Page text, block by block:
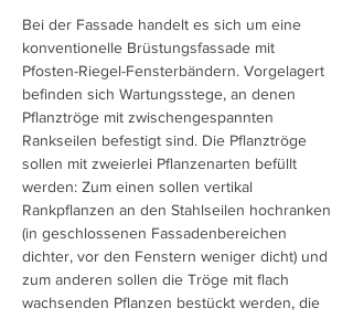
Bei der Fassade handelt es sich um eine
konventionelle Brüstungsfassade mit
Pfosten-Riegel-Fensterbändern. Vorgelagert
befinden sich Wartungsstege, an denen
Pflanztröge mit zwischengespannten
Rankseilen befestigt sind. Die Pflanztröge
sollen mit zweierlei Pflanzenarten befüllt
werden: Zum einen sollen vertikal
Rankpflanzen an den Stahlseilen hochranken
(in geschlossenen Fassadenbereichen
dichter, vor den Fenstern weniger dicht) und
zum anderen sollen die Tröge mit flach
wachsenden Pflanzen bestückt werden, die